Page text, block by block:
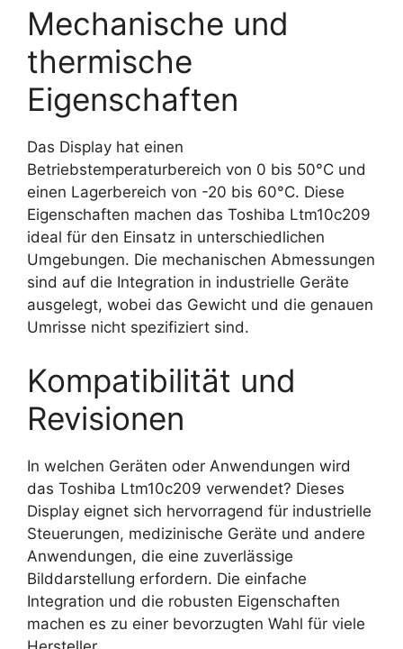
Mechanische und
thermische
Eigenschaften
Das Display hat einen
Betriebstemperaturbereich von 0 bis 50°C und
einen Lagerbereich von -20 bis 60°C. Diese
Eigenschaften machen das Toshiba Ltm10c209
ideal für den Einsatz in unterschiedlichen
Umgebungen. Die mechanischen Abmessungen
sind auf die Integration in industrielle Geräte
ausgelegt, wobei das Gewicht und die genauen
Umrisse nicht spezifiziert sind.
Kompatibilität und
Revisionen
In welchen Geräten oder Anwendungen wird
das Toshiba Ltm10c209 verwendet? Dieses
Display eignet sich hervorragend für industrielle
Steuerungen, medizinische Geräte und andere
Anwendungen, die eine zuverlässige
Bilddarstellung erfordern. Die einfache
Integration und die robusten Eigenschaften
machen es zu einer bevorzugten Wahl für viele